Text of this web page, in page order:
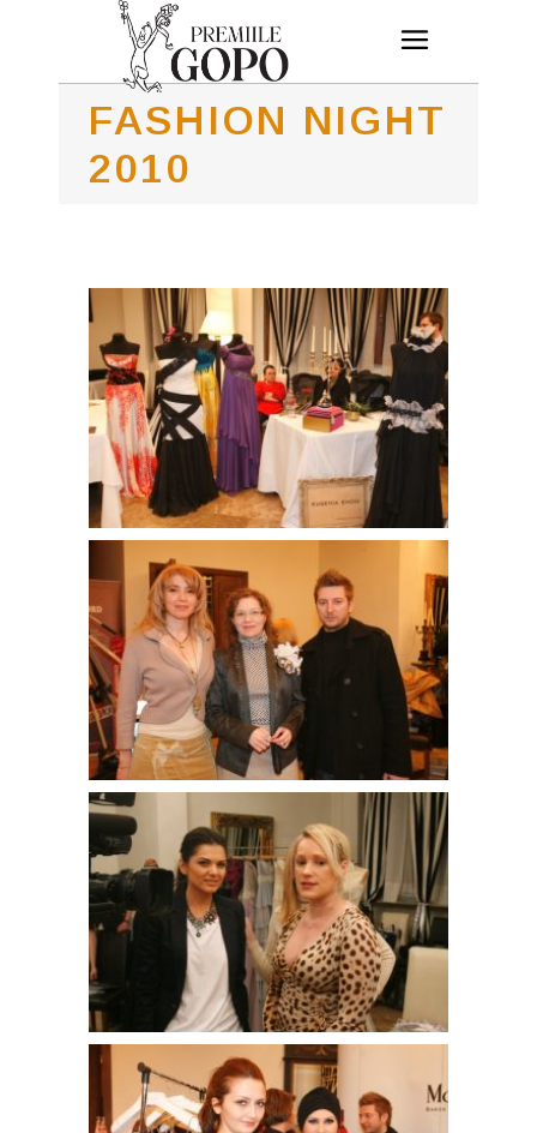
FASHION NIGHT
2010